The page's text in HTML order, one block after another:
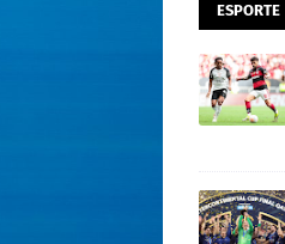
ESPORTE